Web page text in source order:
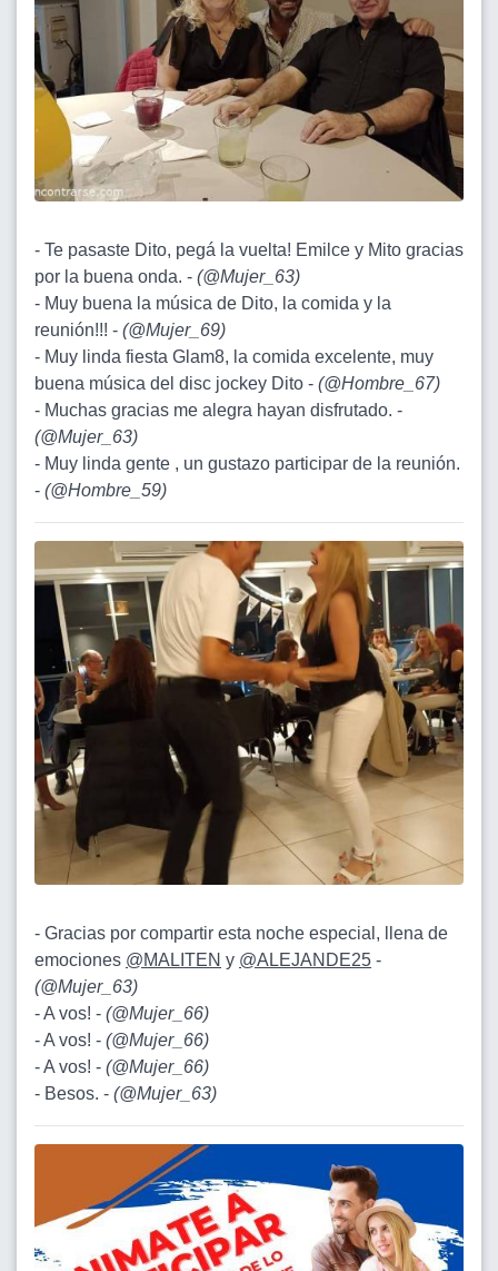
- Te pasaste Dito, pegá la vuelta! Emilce y Mito gracias
por la buena onda. - (@Mujer_63)
- Muy buena la música de Dito, la comida y la
reunión!!! - (@Mujer_69)
- Muy linda fiesta Glam8, la comida excelente, muy
buena música del disc jockey Dito - (@Hombre_67)
- Muchas gracias me alegra hayan disfrutado. -
(@Mujer_63)
- Muy linda gente , un gustazo participar de la reunión.
- (@Hombre_59)
- Gracias por compartir esta noche especial, llena de
emociones @MALITEN y @ALEJANDE25 -
(@Mujer_63)
- A vos! - (@Mujer_66)
- A vos! - (@Mujer_66)
- A vos! - (@Mujer_66)
- Besos. - (@Mujer_63)